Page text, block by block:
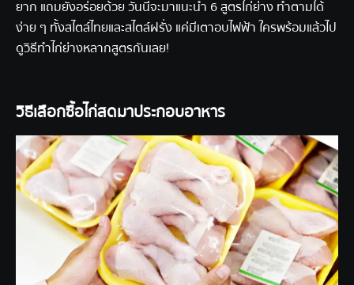
ยาก แถมยังอร่อยด้วย วันนี้จะมาแนะนำ 6 สูตรไก่ย่าง ทำตามได้
ง่าย ๆ ทั้งสไตล์ไทยและสไตล์ฝรั่ง แค่มีเตาอบไฟฟ้าใครพร้อมแล้วไป
ดูวิธีทำไก่ย่างหลากสูตรกันเลย!
วิธีเลือกซื้อไก่สดมาประกอบอาหาร